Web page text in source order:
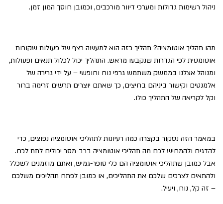
ניהול רשימות גדולות ומערכי דיוור מורכבים, וכמובן חוסך המון זמן.
מהו תהליך אוטומציה? תהליך כזה הוא למעשה רצף של פעולות שקורות
אוטומטית לפי הגדרות שנקבעו מראש. התהליך יכול לכלול תנאים ופעולות,
ומנוהל אצלנו בממשק משתמש גרפי נוח וחופשי – על ידי גרירה של
אלמנטים וקישור ביניהם בחיצים, כך שאתם יוצרים תרשים זרימה ברור
וקל לקריאה של התהליך כולו.
במאמר הזה נסקור בקצרה כמה רעיונות לתהליכי אוטומציה נפוצים, כדי
להדגים ולהמחיש לכם מה תהליכי אוטומציה ברב-מסר יכולים לתת לכם.
אבל כמובן שתהליכי אוטומציה הם כלי סופר-גמיש, ואתם מוזמנים לשכלל
ולהתאים לצרכים שלכם את התהליכים, או כמובן לפתח תהליכים משלכם
– זה קל, נוח, ויעיל.